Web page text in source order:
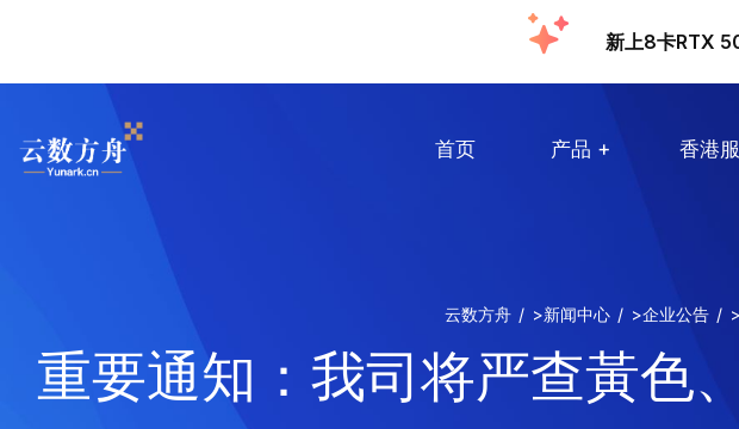
新上8卡RTX
首页 产品 香港
云数方舟 >新闻中心 >企业公告 >
重要通知：我司将严查黃色